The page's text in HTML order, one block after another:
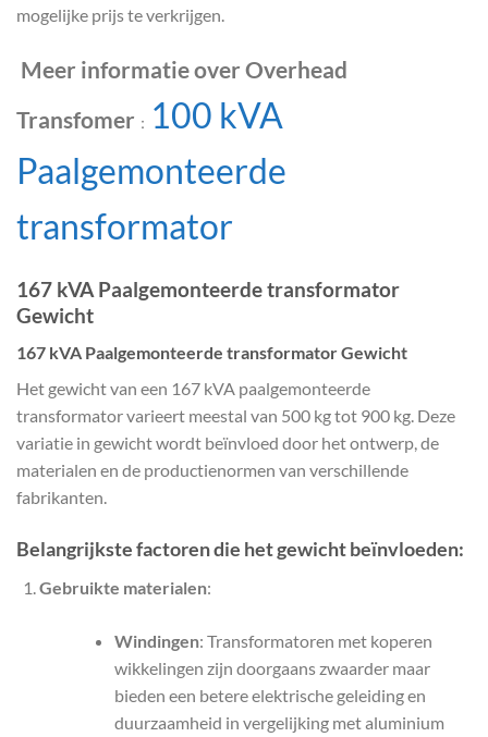
mogelijke prijs te verkrijgen.
Meer informatie over Overhead
Transfomer ： 100 kVA
Paalgemonteerde
transformator
167 kVA Paalgemonteerde transformator
Gewicht
167 kVA Paalgemonteerde transformator Gewicht
Het gewicht van een 167 kVA paalgemonteerde
transformator varieert meestal van 500 kg tot 900 kg. Deze
variatie in gewicht wordt beïnvloed door het ontwerp, de
materialen en de productienormen van verschillende
fabrikanten.
Belangrijkste factoren die het gewicht beïnvloeden:
Gebruikte materialen:
Windingen: Transformatoren met koperen
wikkelingen zijn doorgaans zwaarder maar
bieden een betere elektrische geleiding en
duurzaamheid in vergelijking met aluminium